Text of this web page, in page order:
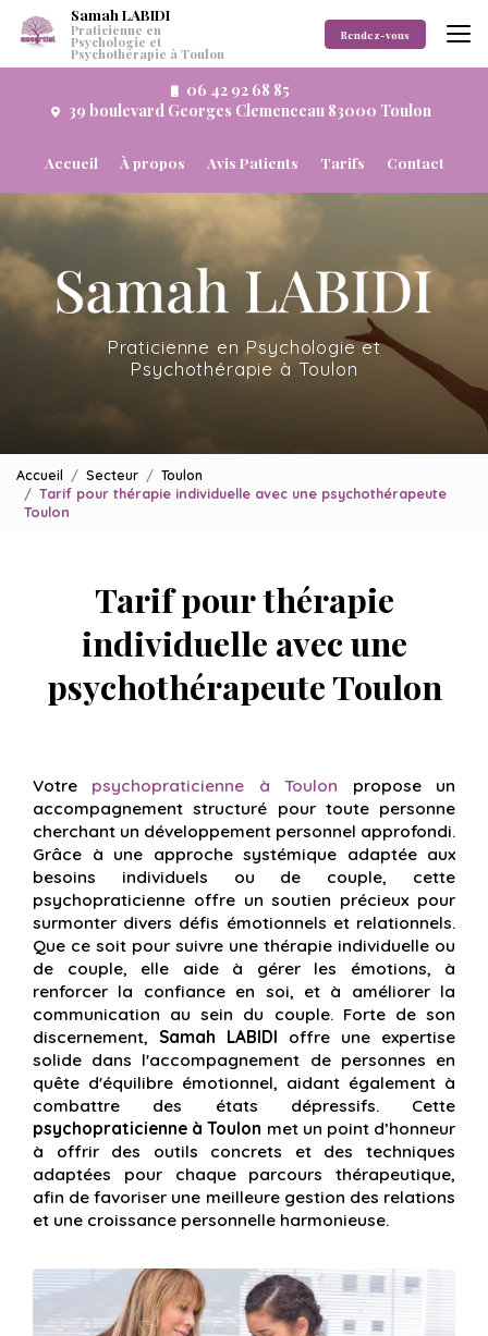
Aller
06 42 92 68 85
39 boulevard Georges Clemenceau 83000 Toulon
Accueil À propos Avis Patients Tarifs Contact
Samah LABIDI
Praticienne en
Psychologie et
Psychothérapie à Toulon
Rendez-vous
Praticienne en Psychologie et
Psychothérapie à Toulon
Accueil Secteur
Toulon
Tarif pour thérapie individuelle avec une psychothérapeute
Toulon
Tarif pour thérapie
individuelle avec une
psychothérapeute Toulon
Votre psychopraticienne à Toulon propose un
accompagnement structuré pour toute personne
cherchant un développement personnel approfondi.
Grâce à une approche systémique adaptée aux
besoins individuels ou de couple, cette
psychopraticienne offre un soutien précieux pour
surmonter divers défis émotionnels et relationnels.
Que ce soit pour suivre une thérapie individuelle ou
de couple, elle aide à gérer les émotions, à
renforcer la confiance en soi, et à améliorer la
communication au sein du couple. Forte de son
discernement, Samah LABIDI offre une expertise
solide dans l'accompagnement de personnes en
quête d'équilibre émotionnel, aidant également à
combattre des états dépressifs. Cette
psychopraticienne à Toulon met un point d’honneur
à offrir des outils concrets et des techniques
adaptées pour chaque parcours thérapeutique,
afin de favoriser une meilleure gestion des relations
et une croissance personnelle harmonieuse.